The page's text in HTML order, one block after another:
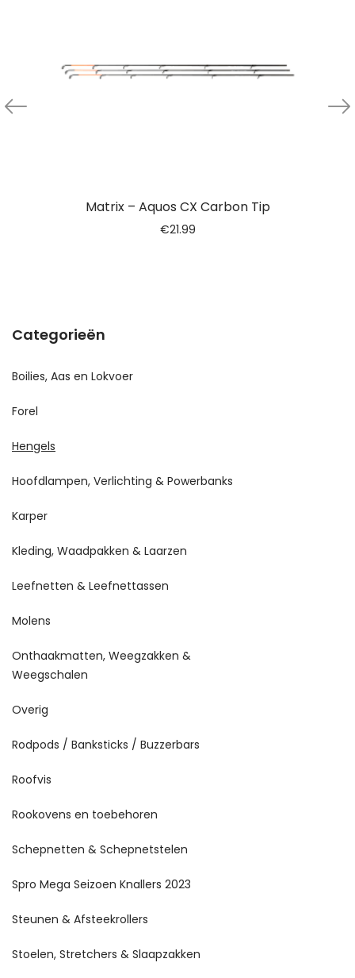
Matrix – Aquos CX Carbon Tip
€21.99
Categorieën
Boilies, Aas en Lokvoer
Forel
Hengels
Hoofdlampen, Verlichting & Powerbanks
Karper
Kleding, Waadpakken & Laarzen
Leefnetten & Leefnettassen
Molens
Onthaakmatten, Weegzakken &
Weegschalen
Overig
Rodpods / Banksticks / Buzzerbars
Roofvis
Rookovens en toebehoren
Schepnetten & Schepnetstelen
Spro Mega Seizoen Knallers 2023
Steunen & Afsteekrollers
Stoelen, Stretchers & Slaapzakken